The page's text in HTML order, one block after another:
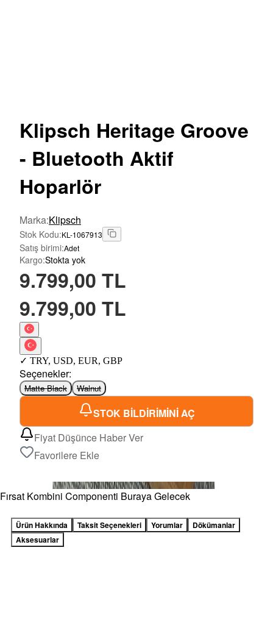
Klipsch Heritage Groove
- Bluetooth Aktif
Hoparlör
Marka:Klipsch
Stok Kodu:KL-1067913
Satış birimi:Adet
Kargo:Stokta yok
9.799,00 TL
9.799,00 TL
✓ TRY, USD, EUR, GBP
Seçenekler:
Matte Black Walnut
STOK BİLDİRİMİNİ AÇ
Fiyat Düşünce Haber Ver
Favorilere Ekle
Fırsat Kombini Componenti Buraya Gelecek
Ürün Hakkında Taksit Seçenekleri Yorumlar
Dökümanlar
Aksesuarlar